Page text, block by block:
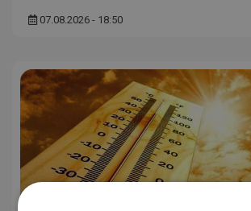
07.08.2026 - 18:50